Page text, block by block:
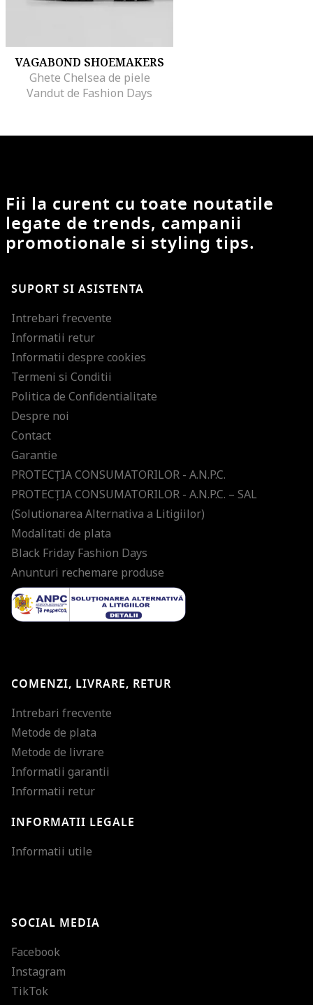
VAGABOND SHOEMAKERS
Ghete Chelsea de piele
Vandut de Fashion Days
Fii la curent cu toate noutatile
legate de trends, campanii
promotionale si styling tips.
SUPORT SI ASISTENTA
Intrebari frecvente
Informatii retur
Informatii despre cookies
Termeni si Conditii
Politica de Confidentialitate
Despre noi
Contact
Garantie
PROTECŢIA CONSUMATORILOR - A.N.P.C.
PROTECŢIA CONSUMATORILOR - A.N.P.C. – SAL
(Solutionarea Alternativa a Litigiilor)
Modalitati de plata
Black Friday Fashion Days
Anunturi rechemare produse
COMENZI, LIVRARE, RETUR
Intrebari frecvente
Metode de plata
Metode de livrare
Informatii garantii
Informatii retur
INFORMATII LEGALE
Informatii utile
SOCIAL MEDIA
Facebook
Instagram
TikTok